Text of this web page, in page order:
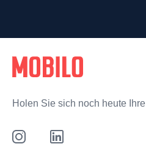
Holen Sie sich noch heute